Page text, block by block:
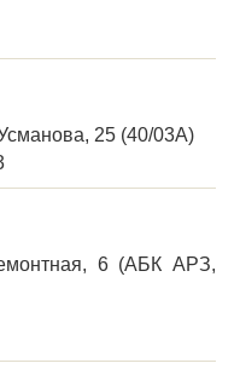
25 (40/03А)
6 (АБК АРЗ,